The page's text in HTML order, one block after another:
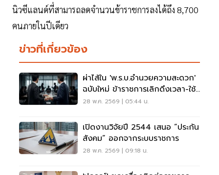
นิวซีแลนด์ที่สามารถลดจำนวนข้าราชการลงได้ถึง 8,700
คนภายในปีเดียว
ข่าวที่เกี่ยวข้อง
ผ่าไส้ใน 'พ.ร.บ.อำนวยความสะดวก'
ฉบับใหม่ ข้าราชการเลิกดึงเวลา-ใช้
ดุลพินิจ
28 พ.ค. 2569 | 05:44 น.
เปิดงานวิจัยปี 2544 เสนอ “ประกัน
สังคม” ออกจากระบบราชการ
28 พ.ค. 2569 | 09:18 น.